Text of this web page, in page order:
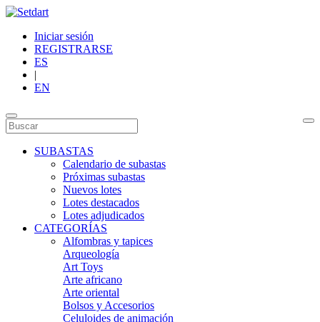
Iniciar sesión
REGISTRARSE
ES
|
EN
SUBASTAS
Calendario de subastas
Próximas subastas
Nuevos lotes
Lotes destacados
Lotes adjudicados
CATEGORÍAS
Alfombras y tapices
Arqueología
Art Toys
Arte africano
Arte oriental
Bolsos y Accesorios
Celuloides de animación